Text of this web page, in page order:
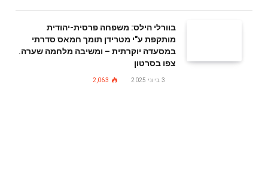
בוורלי הילס: משפחה פרסית-יהודית
מותקפת ע"י מטרידן תומך חמאס סדרתי
במסעדה יוקרתית – ומשיבה מלחמה שערה.
צפו בסרטון
3 ביוני 2025 2,063